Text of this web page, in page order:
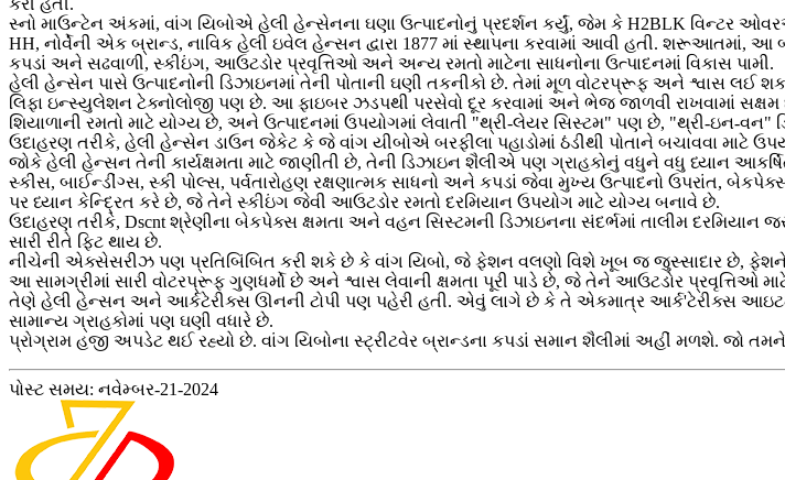
સ્નો માઉન્ટેન અંકમાં, વાંગ યિબોએ હેલી હેન્સેનના ઘણા ઉત્પાદનોનું પ્રદર્શન કર્યું, જેમ કે H2BLK વિન્ટર
HH, નોર્વેની એક બ્રાન્ડ, નાવિક હેલી ઇવેલ હેન્સન દ્વારા 1877 માં સ્થાપના કરવામાં આવી હતી. શરૂઆતમાં,
કપડાં અને સઢવાળી, સ્કીઇંગ, આઉટડોર પ્રવૃત્તિઓ અને અન્ય રમતો માટેના સાધનોના ઉત્પાદનમાં વિકાસ પામી.
હેલી હેન્સેન પાસે ઉત્પાદનોની ડિઝાઇનમાં તેની પોતાની ઘણી તકનીકો છે. તેમાં મૂળ વોટરપ્રૂફ અને શ્વાસ લઈ
લિફા ઇન્સ્યુલેશન ટેક્નોલોજી પણ છે. આ ફાઇબર ઝડપથી પરસેવો દૂર કરવામાં અને ભેજ જાળવી રાખવામાં
શિયાળાની રમતો માટે યોગ્ય છે, અને ઉત્પાદનમાં ઉપયોગમાં લેવાતી "થ્રી-લેયર સિસ્ટમ" પણ છે, "થ્રી-ઇન-વન"
ઉદાહરણ તરીકે, હેલી હેન્સેન ડાઉન જેકેટ કે જે વાંગ યીબોએ બરફીલા પહાડોમાં ઠંડીથી પોતાને બચાવવા
જોકે હેલી હેન્સન તેની કાર્યક્ષમતા માટે જાણીતી છે, તેની ડિઝાઇન શૈલીએ પણ ગ્રાહકોનું વધુને વધુ ધ્યાન
સ્કીસ, બાઈન્ડીંગ્સ, સ્કી પોલ્સ, પર્વતારોહણ રક્ષણાત્મક સાધનો અને કપડાં જેવા મુખ્ય ઉત્પાદનો ઉપરાંત,
પર ધ્યાન કેન્દ્રિત કરે છે, જે તેને સ્કીઇંગ જેવી આઉટડોર રમતો દરમિયાન ઉપયોગ માટે યોગ્ય બનાવે છે.
ઉદાહરણ તરીકે, Dscnt શ્રેણીના બેકપેક્સ ક્ષમતા અને વહન સિસ્ટમની ડિઝાઇનના સંદર્ભમાં તાલીમ
સારી રીતે ફિટ થાય છે.
નીચેની એક્સેસરીઝ પણ પ્રતિબિંબિત કરી શકે છે કે વાંગ યિબો, જે ફેશન વલણો વિશે ખૂબ જ જુસ્સાદાર છે,
આ સામગ્રીમાં સારી વોટરપ્રૂફ ગુણધર્મો છે અને શ્વાસ લેવાની ક્ષમતા પૂરી પાડે છે, જે તેને આઉટડોર પ્રવૃત્તિઓ
તેણે હેલી હેન્સન અને આર્કટેરીક્સ ઊનની ટોપી પણ પહેરી હતી. એવું લાગે છે કે તે એકમાત્ર આર્ક'ટેરીક્સ
સામાન્ય ગ્રાહકોમાં પણ ઘણી વધારે છે.
પ્રોગ્રામ હજી અપડેટ થઈ રહ્યો છે. વાંગ યિબોના સ્ટ્રીટવેર બ્રાન્ડના કપડાં સમાન શૈલીમાં અહીં મળશે. જો
પોસ્ટ સમય: નવેમ્બર-21-2024